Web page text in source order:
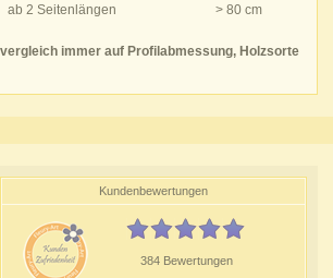
ab 2 Seitenlängen > 80 cm
immer auf Profilabmessung, Holzsorte
Kundenbewertungen
384 Bewertungen